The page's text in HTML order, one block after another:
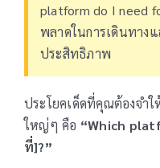
platform do I need
พลาดในการเดินทาง
ประสิทธิภาพ
ประโยคเด็ดที่คุณต้องจำ
ใหญ่ๆ คือ “Which
ที่]?”